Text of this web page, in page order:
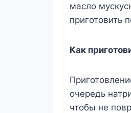
масло
приготовить
Как
очередь
чтобы не